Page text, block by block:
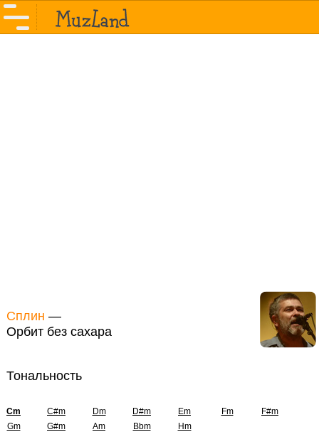
Сплин —
Орбит без сахара
Тональность
Cm C#m Dm D#m Em Fm
F#m
Gm
G#m Am Bbm Hm